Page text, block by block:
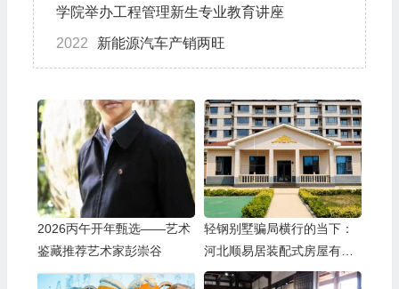
学院举办工程管理新生专业教育讲座
2022 新能源汽车产销两旺
2026丙午开年甄选——艺术
鉴藏推荐艺术家彭崇谷
轻钢别墅骗局横行的当下：
河北顺易居装配式房屋有限
公司的坚守与启示